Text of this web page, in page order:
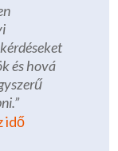
és hová
idő